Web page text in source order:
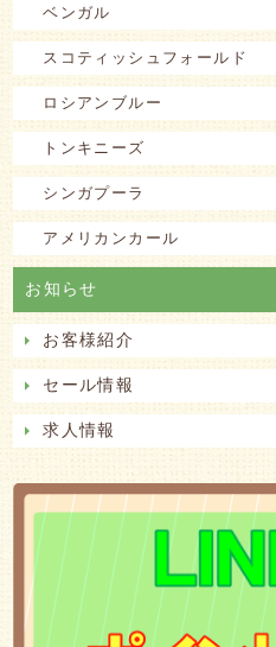
ベンガル
スコティッシュフォールド
ロシアンブルー
トンキニーズ
シンガプーラ
アメリカンカール
お知らせ
お客様紹介
セール情報
求人情報